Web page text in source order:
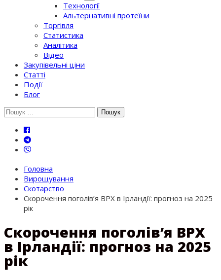
Технології
Альтернативні протеїни
Торгівля
Статистика
Аналітика
Відео
Закупівельні ціни
Статті
Події
Блог
Шукати:
Головна
Вирощування
Скотарство
Скорочення поголів’я ВРХ в Ірландії: прогноз на 2025
рік
Скорочення поголів’я ВРХ
в Ірландії: прогноз на 2025
рік